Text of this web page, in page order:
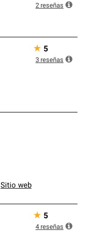
2 reseñas
★ 5
3 reseñas
Sitio web
★ 5
4 reseñas